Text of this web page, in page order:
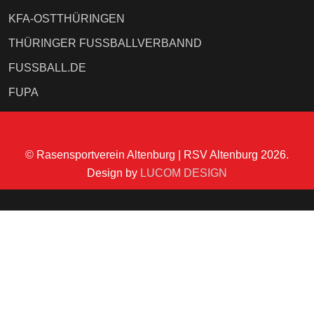
KFA-OSTTHÜRINGEN
THÜRINGER FUSSBALLVERBANND
FUSSBALL.DE
FUPA
© Rasensportverein Altenburg | RSV Altenburg 2026.
Design by LUCOM DESIGN